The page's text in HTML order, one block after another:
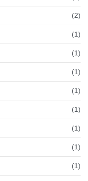
(2)
(1)
(1)
(1)
(1)
(1)
(1)
(1)
(1)